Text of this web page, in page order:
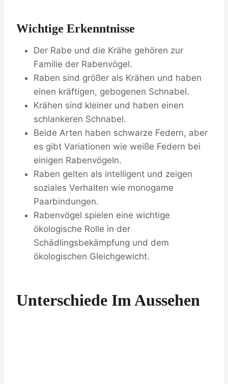
Wichtige Erkenntnisse
Der Rabe und die Krähe gehören zur
Familie der Rabenvögel.
Raben sind größer als Krähen und haben
einen kräftigen, gebogenen Schnabel.
Krähen sind kleiner und haben einen
schlankeren Schnabel.
Beide Arten haben schwarze Federn, aber
es gibt Variationen wie weiße Federn bei
einigen Rabenvögeln.
Raben gelten als intelligent und zeigen
soziales Verhalten wie monogame
Paarbindungen.
Rabenvögel spielen eine wichtige
ökologische Rolle in der
Schädlingsbekämpfung und dem
ökologischen Gleichgewicht.
Unterschiede Im Aussehen